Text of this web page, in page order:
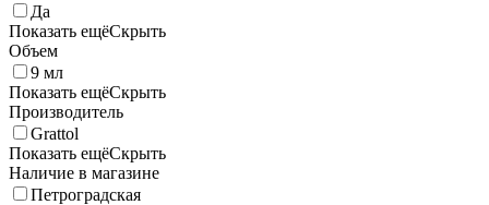
Да
Показать ещёСкрыть
Объем
9 мл
Показать ещёСкрыть
Производитель
Grattol
Показать ещёСкрыть
Наличие в магазине
Петроградская